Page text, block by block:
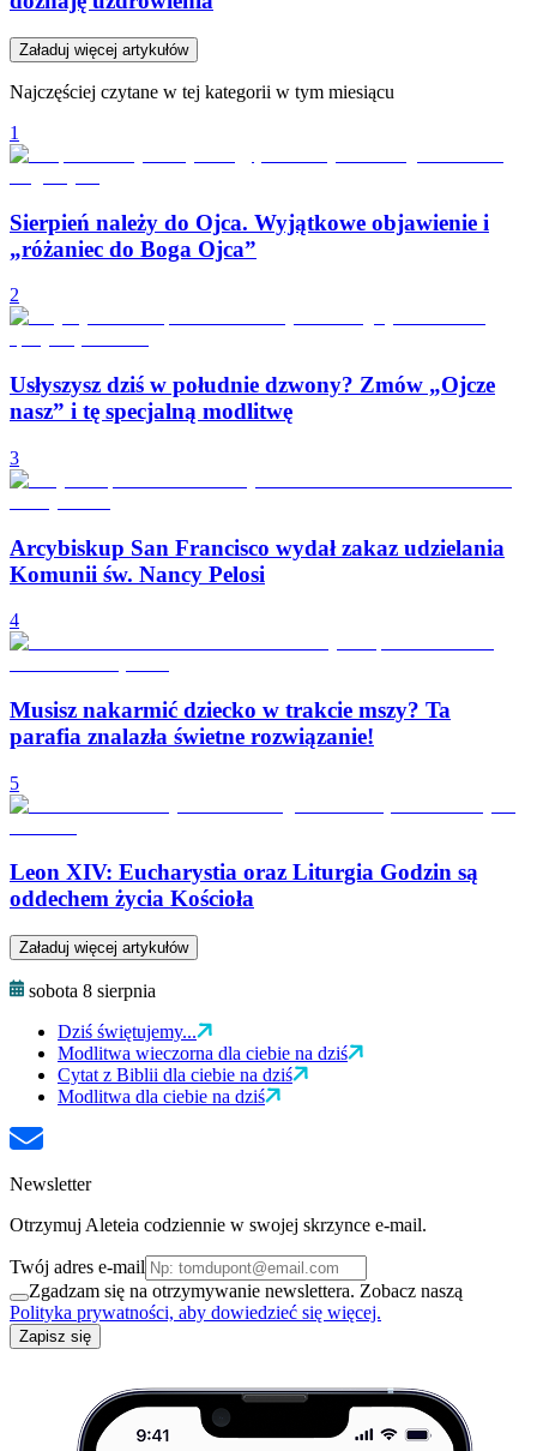
Załaduj więcej artykułów
Najczęściej czytane w tej kategorii w tym miesiącu
1
Sierpień należy do Ojca. Wyjątkowe objawienie i
„różaniec do Boga Ojca”
2
Usłyszysz dziś w południe dzwony? Zmów „Ojcze
nasz” i tę specjalną modlitwę
3
Arcybiskup San Francisco wydał zakaz udzielania
Komunii św. Nancy Pelosi
4
Musisz nakarmić dziecko w trakcie mszy? Ta
parafia znalazła świetne rozwiązanie!
5
Leon XIV: Eucharystia oraz Liturgia Godzin są
oddechem życia Kościoła
Załaduj więcej artykułów
sobota 8 sierpnia
Dziś świętujemy...
Modlitwa wieczorna dla ciebie na dziś
Cytat z Biblii dla ciebie na dziś
Modlitwa dla ciebie na dziś
Newsletter
Otrzymuj Aleteia codziennie w swojej skrzynce e-mail.
Twój adres e-mail
Zgadzam się na otrzymywanie newslettera. Zobacz naszą
Polityka prywatności, aby dowiedzieć się więcej.
Zapisz się